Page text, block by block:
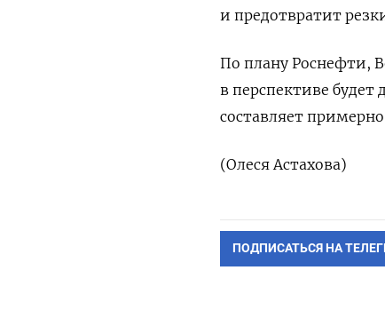
и предотвратит
По плану Роснефти,
в перспективе будет
составляет
(Олеся Астахова)
ПОДПИСАТЬСЯ НА